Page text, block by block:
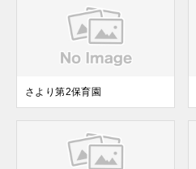
さより第2保育園